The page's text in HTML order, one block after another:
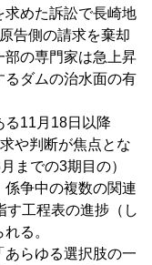
めた訴訟で長崎地
告側の請求を棄却
部の専門家は急上昇
るダムの治水面の有
11月18日以降
や判断が焦点とな
までの3期目の）
争中の複数の関連
す工程表の進捗（し
る。
らゆる選択肢の一